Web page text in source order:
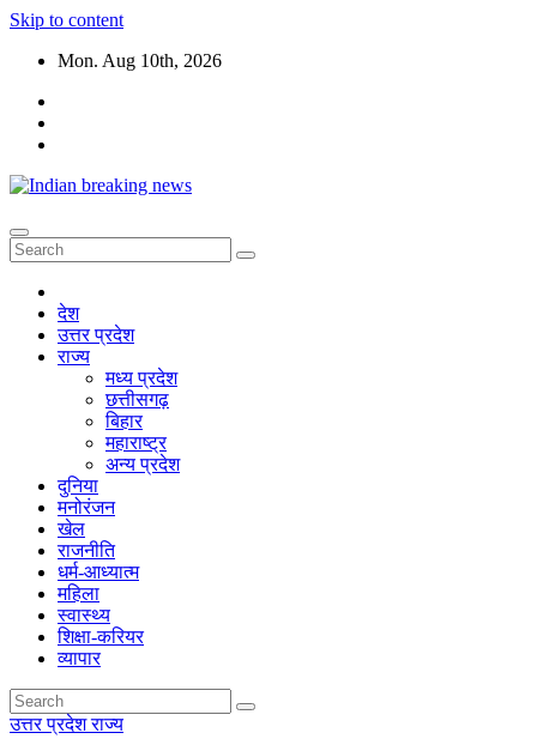
Skip to content
Mon. Aug 10th, 2026
देश
उत्तर प्रदेश
राज्य
मध्य प्रदेश
छत्तीसगढ़
बिहार
महाराष्ट्र
अन्य प्रदेश
दुनिया
मनोरंजन
खेल
राजनीति
धर्म-आध्यात्म
महिला
स्वास्थ्य
शिक्षा-करियर
व्यापार
उत्तर प्रदेशराज्य